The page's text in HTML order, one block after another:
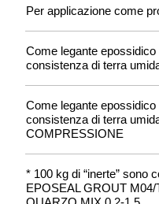
Per applicazione come
Come legante
consistenza di terra
Come legante
consistenza di terra
COMPRESSIONE
* 100 kg di “inerte” sono
EPOSEAL GROUT